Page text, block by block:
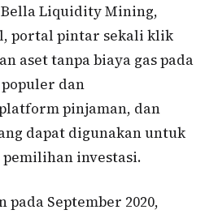
Liquidity Mining,
portal pintar sekali klik
aset tanpa biaya gas pada
dan
pinjaman, dan
dapat digunakan untuk
investasi.
September 2020,